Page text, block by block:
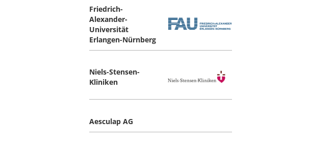
Friedrich-
Alexander-
Universität
Erlangen-Nürnberg
Niels-Stensen-
Kliniken
Aesculap AG